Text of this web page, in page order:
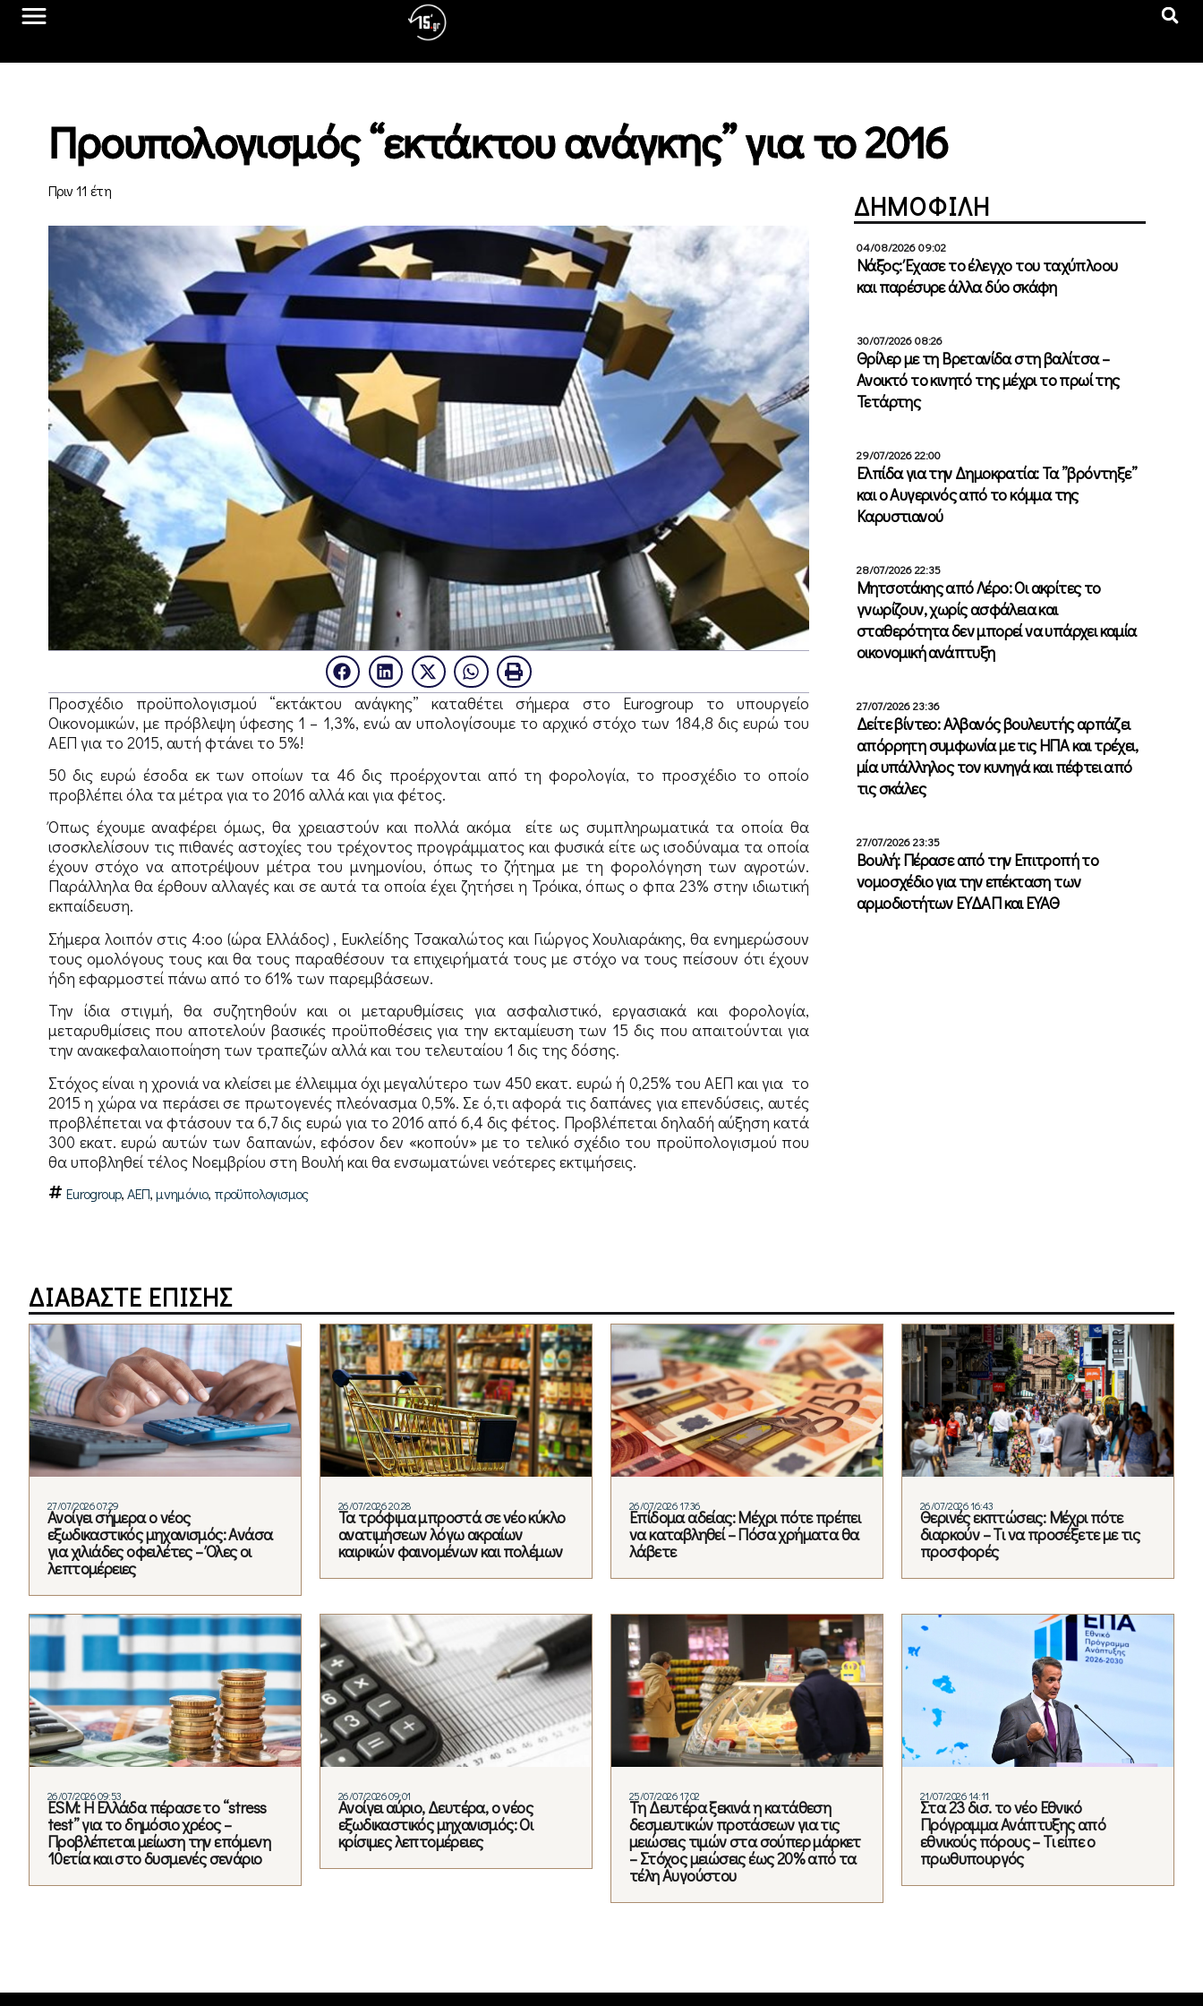
Προυπολογισμός “εκτάκτου ανάγκης” για το 2016
Πριν 11 έτη
Προσχέδιο προϋπολογισμού “εκτάκτου ανάγκης” καταθέτει σήμερα στο Eurogroup το υπουργείο
Οικονομικών, με πρόβλεψη ύφεσης 1 – 1,3%, ενώ αν υπολογίσουμε το αρχικό στόχο των 184,8 δις ευρώ του
ΑΕΠ για το 2015, αυτή φτάνει το 5%!
50 δις ευρώ έσοδα εκ των οποίων τα 46 δις προέρχονται από τη φορολογία, το προσχέδιο το οποίο
προβλέπει όλα τα μέτρα για το 2016 αλλά και για φέτος.
Όπως έχουμε αναφέρει όμως, θα χρειαστούν και πολλά ακόμα είτε ως συμπληρωματικά τα οποία θα
ισοσκλελίσουν τις πιθανές αστοχίες του τρέχοντος προγράμματος και φυσικά είτε ως ισοδύναμα τα οποία
έχουν στόχο να αποτρέψουν μέτρα του μνημονίου, όπως το ζήτημα με τη φορολόγηση των αγροτών.
Παράλληλα θα έρθουν αλλαγές και σε αυτά τα οποία έχει ζητήσει η Τρόικα, όπως ο φπα 23% στην ιδιωτική
εκπαίδευση.
Σήμερα λοιπόν στις 4:οο (ώρα Ελλάδος) , Ευκλείδης Τσακαλώτος και Γιώργος Χουλιαράκης, θα ενημερώσουν
τους ομολόγους τους και θα τους παραθέσουν τα επιχειρήματά τους με στόχο να τους πείσουν ότι έχουν
ήδη εφαρμοστεί πάνω από το 61% των παρεμβάσεων.
Την ίδια στιγμή, θα συζητηθούν και οι μεταρυθμίσεις για ασφαλιστικό, εργασιακά και φορολογία,
μεταρυθμίσεις που αποτελούν βασικές προϋποθέσεις για την εκταμίευση των 15 δις που απαιτούνται για
την ανακεφαλαιοποίηση των τραπεζών αλλά και του τελευταίου 1 δις της δόσης.
Στόχος είναι η χρονιά να κλείσει με έλλειμμα όχι μεγαλύτερο των 450 εκατ. ευρώ ή 0,25% του ΑΕΠ και για το
2015 η χώρα να περάσει σε πρωτογενές πλεόνασμα 0,5%. Σε ό,τι αφορά τις δαπάνες για επενδύσεις, αυτές
προβλέπεται να φτάσουν τα 6,7 δις ευρώ για το 2016 από 6,4 δις φέτος. Προβλέπεται δηλαδή αύξηση κατά
300 εκατ. ευρώ αυτών των δαπανών, εφόσον δεν «κοπούν» με το τελικό σχέδιο του προϋπολογισμού που
θα υποβληθεί τέλος Νοεμβρίου στη Βουλή και θα ενσωματώνει νεότερες εκτιμήσεις.
Eurogroup,ΑΕΠ,μνημόνιο, προϋπολογισμος
ΔΗΜΟΦΙΛΗ
04/08/2026 09:02
Νάξος: Έχασε το έλεγχο του ταχύπλοου
και παρέσυρε άλλα δύο σκάφη
30/07/2026 08:26
Θρίλερ με τη Βρετανίδα στη βαλίτσα –
Ανοικτό το κινητό της μέχρι το πρωί της
Τετάρτης
29/07/2026 22:00
Ελπίδα για την Δημοκρατία: Τα ”βρόντηξε”
και ο Αυγερινός από το κόμμα της
Καρυστιανού
28/07/2026 22:35
Μητσοτάκης από Λέρο: Οι ακρίτες το
γνωρίζουν, χωρίς ασφάλεια και
σταθερότητα δεν μπορεί να υπάρχει καμία
οικονομική ανάπτυξη
27/07/2026 23:36
Δείτε βίντεο: Αλβανός βουλευτής αρπάζει
απόρρητη συμφωνία με τις ΗΠΑ και τρέχει,
μία υπάλληλος τον κυνηγά και πέφτει από
τις σκάλες
27/07/2026 23:35
Βουλή: Πέρασε από την Επιτροπή το
νομοσχέδιο για την επέκταση των
αρμοδιοτήτων ΕΥΔΑΠ και ΕΥΑΘ
ΔΙΑΒΑΣΤΕ ΕΠΙΣΗΣ
27/07/2026 07:29
Ανοίγει σήμερα ο νέος
εξωδικαστικός μηχανισμός: Ανάσα
για χιλιάδες οφειλέτες – Όλες οι
λεπτομέρειες
26/07/2026 20:28
Τα τρόφιμα μπροστά σε νέο κύκλο
ανατιμήσεων λόγω ακραίων
καιρικών φαινομένων και πολέμων
26/07/2026 17:36
Επίδομα αδείας: Μέχρι πότε πρέπει
να καταβληθεί – Πόσα χρήματα θα
λάβετε
26/07/2026 16:43
Θερινές εκπτώσεις: Μέχρι πότε
διαρκούν – Τι να προσέξετε με τις
προσφορές
26/07/2026 09:53
ESM: Η Ελλάδα πέρασε το “stress
test” για το δημόσιο χρέος –
Προβλέπεται μείωση την επόμενη
10ετία και στο δυσμενές σενάριο
26/07/2026 09:01
Ανοίγει αύριο, Δευτέρα, ο νέος
εξωδικαστικός μηχανισμός: Οι
κρίσιμες λεπτομέρειες
25/07/2026 17:02
Τη Δευτέρα ξεκινά η κατάθεση
δεσμευτικών προτάσεων για τις
μειώσεις τιμών στα σούπερ μάρκετ
– Στόχος μειώσεις έως 20% από τα
τέλη Αυγούστου
21/07/2026 14:11
Στα 23 δισ. το νέο Εθνικό
Πρόγραμμα Ανάπτυξης από
εθνικούς πόρους – Τι είπε ο
πρωθυπουργός